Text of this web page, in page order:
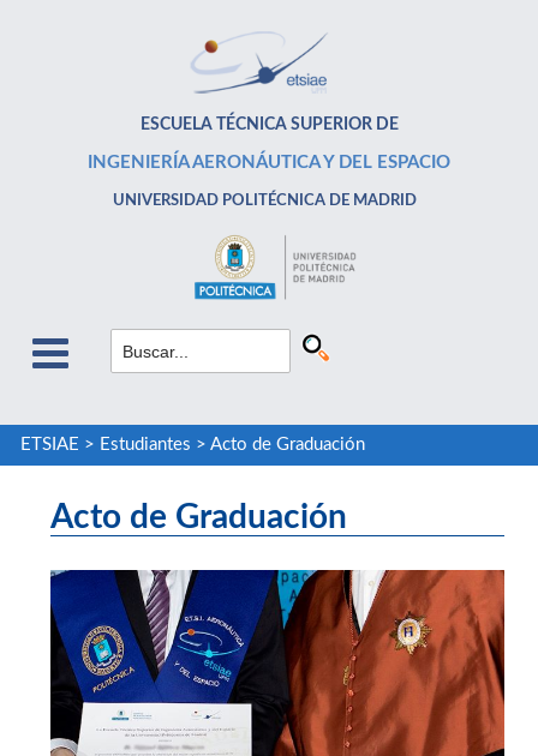
ESCUELA TÉCNICA SUPERIOR DE
INGENIERÍA AERONÁUTICA Y DEL ESPACIO
UNIVERSIDAD POLITÉCNICA DE MADRID
ETSIAE > Estudiantes > Acto de Graduación
Acto de Graduación